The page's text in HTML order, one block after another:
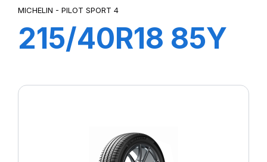
MICHELIN - PILOT SPORT 4
215/40R18 85Y